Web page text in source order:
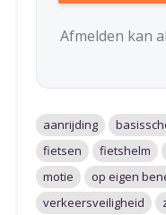
Afmelden kan
aanrijding
fietsen
fietshelm
motie
op eigen
verkeersveiligheid